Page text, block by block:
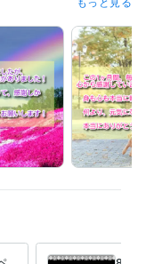
ー） 総合スピリチュ